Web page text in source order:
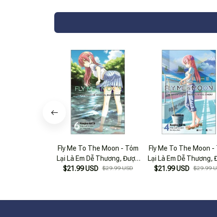
Fly Me To The Moon - Tóm
Lại Là Em Dễ Thương, Được
Chưa? - Tập 6 (Tái Bản
$21.99 USD $29.99 USD
Fly Me To The Moon -
Lại Là Em Dễ Thương,
Chưa? - Tập 4 (Tái
$21.99 USD $29.99